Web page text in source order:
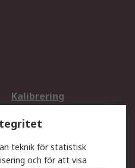
Kalibrering
Teknisk Support
Exportlösningar
teknik för statistisk
och för att visa